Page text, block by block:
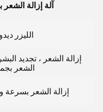
آلة إزالة الشعر
808nm الليزر ديدو
إزالة الشعر ، تجديد
الشعر
إزالة الشعر بسرعة